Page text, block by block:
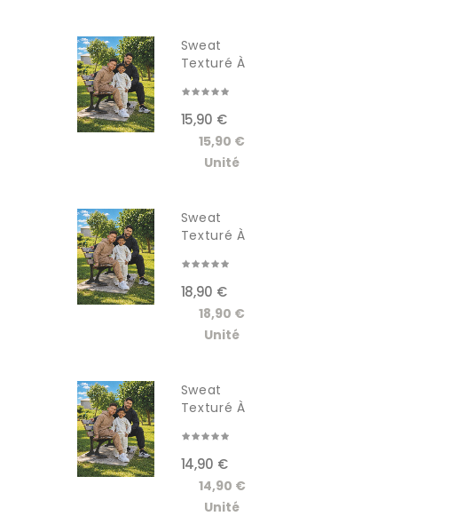
Sweat
Texturé À
15,90 €
15,90 €
Unité
Sweat
Texturé À
18,90 €
18,90 €
Unité
Sweat
Texturé À
14,90 €
14,90 €
Unité